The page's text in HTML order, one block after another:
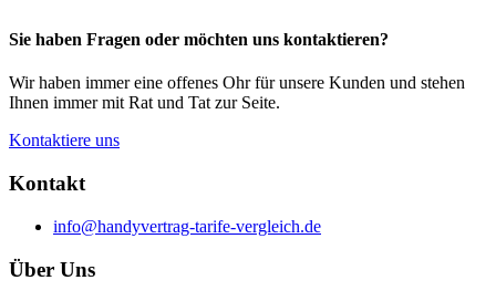
Sie haben Fragen oder möchten uns kontaktieren?
Wir haben immer eine offenes Ohr für unsere Kunden und stehen
Ihnen immer mit Rat und Tat zur Seite.
Kontaktiere uns
Kontakt
info@handyvertrag-tarife-vergleich.de
Über Uns